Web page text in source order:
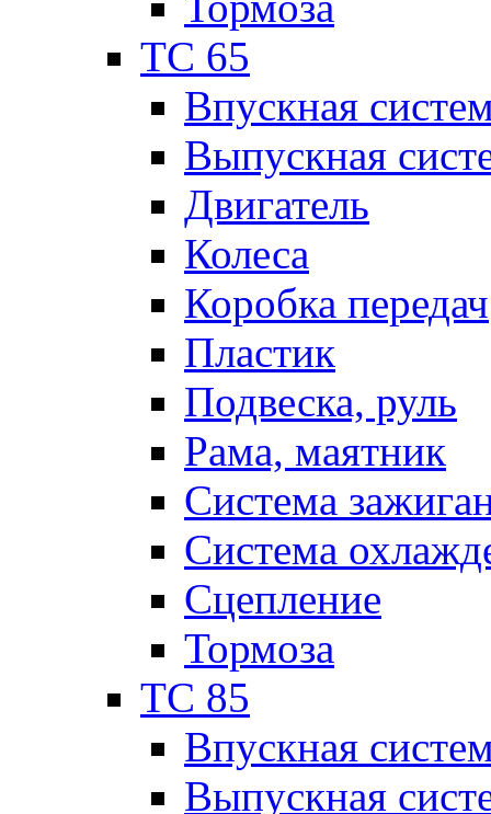
TC 65
Впускная
Выпускная
Двигатель
Колеса
Коробка передач
Пластик
Подвеска, руль
Рама, маятник
Система
Система
Сцепление
Тормоза
TC 85
Впускная
Выпускная